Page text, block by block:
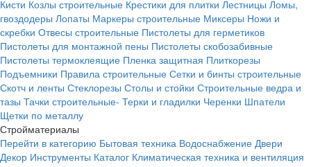
Кисти Козлы строительные Крестики для плитки Лестницы Ломы,
гвоздодеры Лопаты Маркеры строительные Миксеры Ножи и
скребки Отвесы строительные Пистолеты для герметиков
Пистолеты для монтажной пены Пистолеты скобозабивные
Пистолеты термоклеящие Пленка защитная Плиткорезы
Подъемники Правила строительные Сетки и бинты строительные
Скотч и ленты Стеклорезы Столы и стойки Строительные ведра и
тазы Тачки строительные- Терки и гладилки Черенки Шпатели
Щетки по металлу
Стройматериалы
Перейти в категорию Бытовая техника Водоснабжение Двери
Декор Инструменты Каталог Климатическая техника и вентиляция